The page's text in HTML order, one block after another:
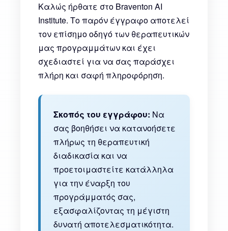
Καλώς ήρθατε στο Braventon AI
Institute. Το παρόν έγγραφο αποτελεί
τον επίσημο οδηγό των θεραπευτικών
μας προγραμμάτων και έχει
σχεδιαστεί για να σας παράσχει
πλήρη και σαφή πληροφόρηση.
Σκοπός του εγγράφου: Να
σας βοηθήσει να κατανοήσετε
πλήρως τη θεραπευτική
διαδικασία και να
προετοιμαστείτε κατάλληλα
για την έναρξη του
προγράμματός σας,
εξασφαλίζοντας τη μέγιστη
δυνατή αποτελεσματικότητα.